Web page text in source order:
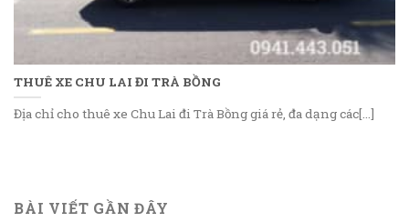
THUÊ XE CHU LAI ĐI TRÀ BỒNG
Địa chỉ cho thuê xe Chu Lai đi Trà Bồng giá rẻ, đa dạng các[...]
BÀI VIẾT GẦN ĐÂY